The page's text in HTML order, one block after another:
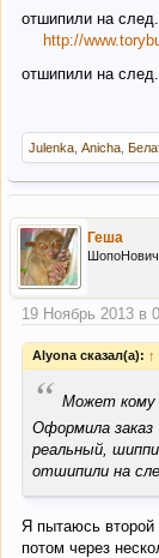
отшипили на
http://
отшипили на
Julenka Anicha
Геша
19 Ноябрь 2013 в
Alyona сказал(а): ↑
“ Может кому
Оформила заказ
реальный,
отшипили на
Я пытаюсь второй
потом через